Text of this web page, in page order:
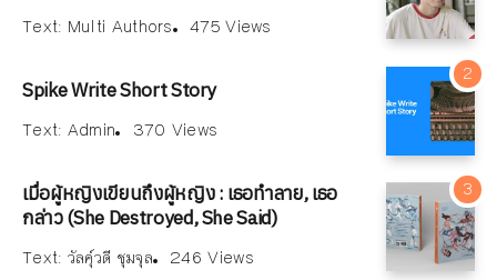
Text: Multi Authors 475 Views
Spike Write Short Story
Text: Admin 370 Views
เมื่อผู้หญิงเขียนถึงผู้หญิง : เธอทำลาย, เธอ
กล่าว (She Destroyed, She Said)
Text: วัลคุ์วดี ชุมจุล 246 Views